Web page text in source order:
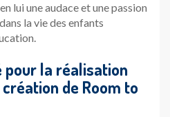
lui une audace et une passion
la vie des enfants
la réalisation
de Room to